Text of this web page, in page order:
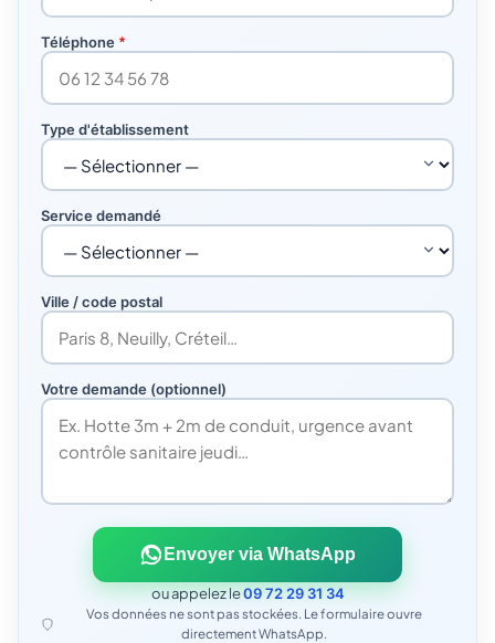
Téléphone *
Type d'établissement
Service demandé
Ville / code postal
Votre demande (optionnel)
Envoyer via WhatsApp
ou appelez le09 72 29 31 34
Vos données ne sont pas stockées. Le formulaire ouvre
directement WhatsApp.